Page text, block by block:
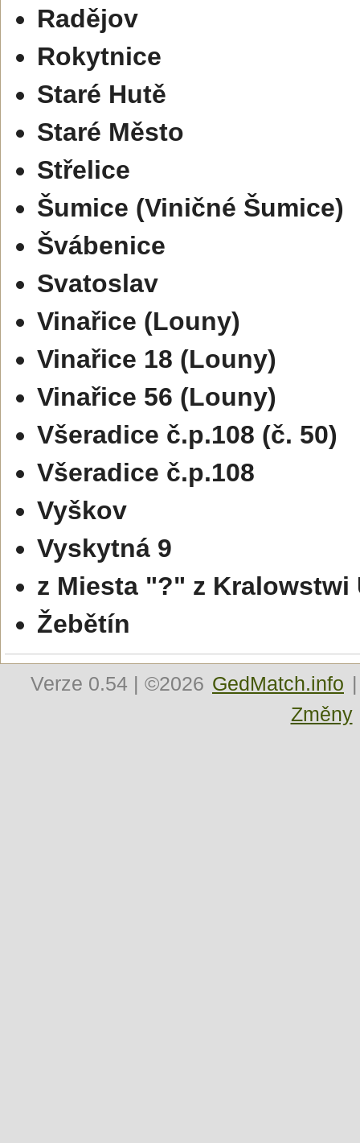
Radějov
Rokytnice
Staré Hutě
Staré Město
Střelice
Šumice (Viničné Šumice)
Švábenice
Svatoslav
Vinařice (Louny)
Vinařice 18 (Louny)
Vinařice 56 (Louny)
Všeradice č.p.108 (č. 50)
Všeradice č.p.108
Vyškov
Vyskytná 9
z Miesta "?" z Kralowstwi
Žebětín
Verze 0.54 | ©2026 GedMatch.info
Změny